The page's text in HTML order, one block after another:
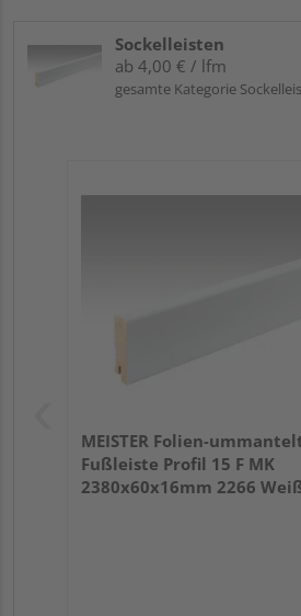
Sockelleisten
ab 4,00 € / lfm
gesamte Kategorie
MEISTER Folien-
Fußleiste Profil 15 F MK
2380x60x16mm 2266